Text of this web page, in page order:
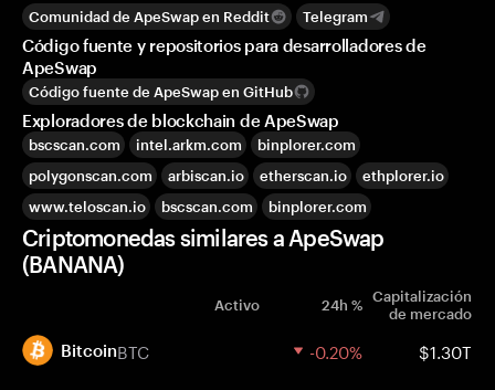
Comunidad de ApeSwap en Reddit
Telegram
Código fuente y repositorios para desarrolladores de
ApeSwap
Código fuente de ApeSwap en GitHub
Exploradores de blockchain de ApeSwap
bscscan.com intel.arkm.com
binplorer.com
polygonscan.com
arbiscan.io etherscan.io
ethplorer.io
www.teloscan.io
bscscan.com binplorer.com
Criptomonedas similares a ApeSwap
(BANANA)
Activo 24h % Capitalización
de mercado
BitcoinBTC -0.20% $1.30T